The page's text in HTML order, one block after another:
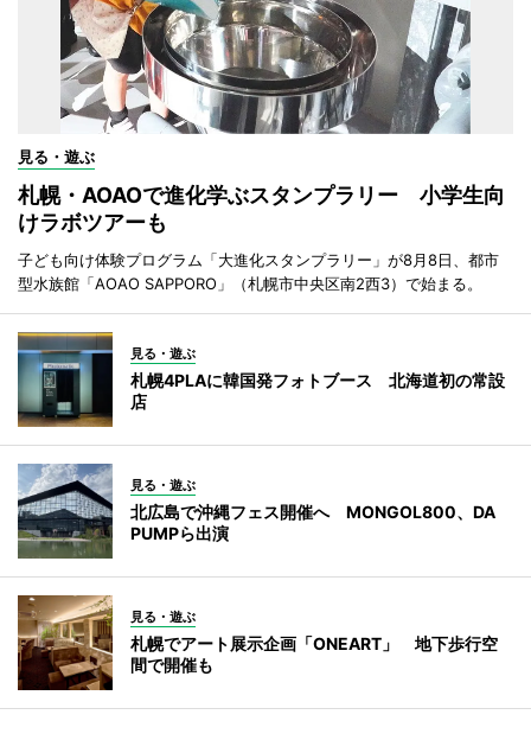
見る・遊ぶ
札幌・AOAOで進化学ぶスタンプラリー 小学生向
けラボツアーも
子ども向け体験プログラム「大進化スタンプラリー」が8月8日、都市
型水族館「AOAO SAPPORO」（札幌市中央区南2西3）で始まる。
見る・遊ぶ
札幌4PLAに韓国発フォトブース 北海道初の常設
店
見る・遊ぶ
北広島で沖縄フェス開催へ MONGOL800、DA
PUMPら出演
見る・遊ぶ
札幌でアート展示企画「ONEART」 地下歩行空
間で開催も